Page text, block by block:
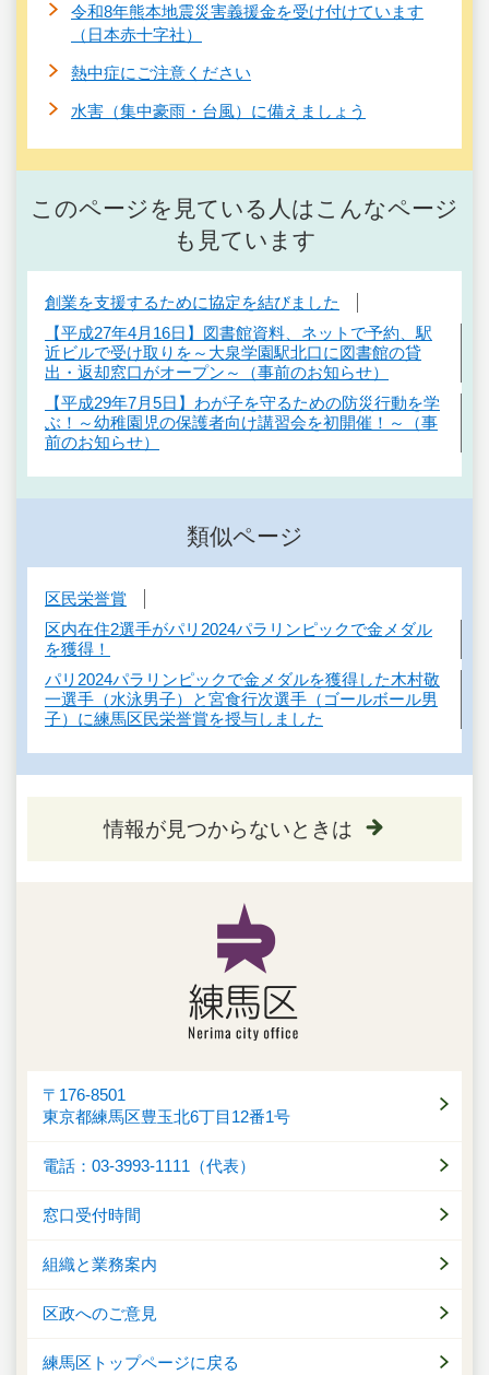
令和8年熊本地震災害義援金を受け付けています
（日本赤十字社）
熱中症にご注意ください
水害（集中豪雨・台風）に備えましょう
このページを見ている人はこんなページ
も見ています
創業を支援するために協定を結びました
【平成27年4月16日】図書館資料、ネットで予約、駅
近ビルで受け取りを～大泉学園駅北口に図書館の貸
出・返却窓口がオープン～（事前のお知らせ）
【平成29年7月5日】わが子を守るための防災行動を学
ぶ！～幼稚園児の保護者向け講習会を初開催！～（事
前のお知らせ）
類似ページ
区民栄誉賞
区内在住2選手がパリ2024パラリンピックで金メダル
を獲得！
パリ2024パラリンピックで金メダルを獲得した木村敬
一選手（水泳男子）と宮食行次選手（ゴールボール男
子）に練馬区民栄誉賞を授与しました
情報が見つからないときは
〒176-8501
東京都練馬区豊玉北6丁目12番1号
電話：03-3993-1111（代表）
窓口受付時間
組織と業務案内
区政へのご意見
練馬区トップページに戻る